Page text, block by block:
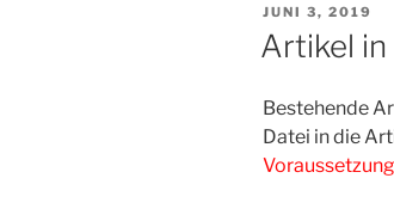
JUNI 3, 2019
Artikel
Bestehende
Datei in die